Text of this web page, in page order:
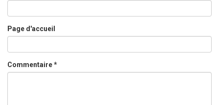
Page d'accueil
Commentaire*